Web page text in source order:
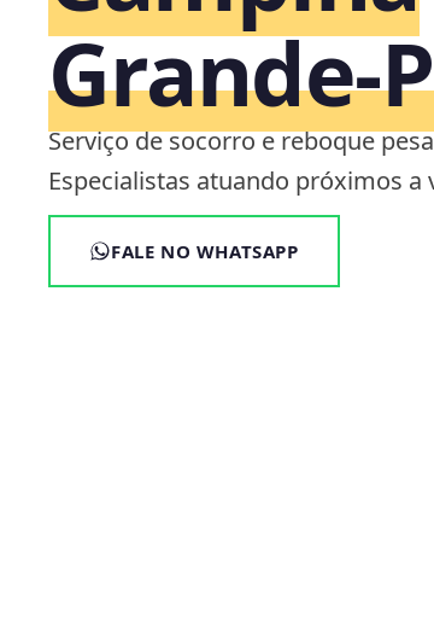
Serviço de socorro e reboque
Especialistas atuando próximos a
FALE NO WHATSAPP